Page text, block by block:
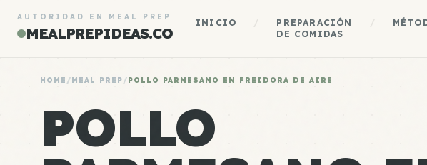
AUTORIDAD EN MEAL PREP
MEALPREPIDEAS.CO
INICIO
PREPARACIÓN
DE COMIDAS
HOME /MEAL PREP/POLLO PARMESANO EN FREIDORA DE AIRE
POLLO